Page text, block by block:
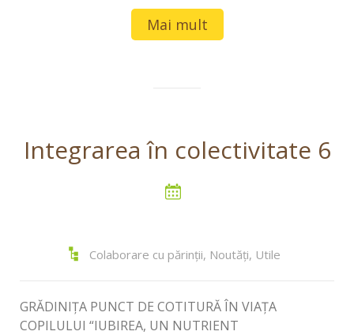
Mai mult
Integrarea în colectivitate 6
Colaborare cu părinții, Noutăți, Utile
GRĂDINIȚA PUNCT DE COTITURĂ ÎN VIAȚA
COPILULUI “IUBIREA, UN NUTRIENT